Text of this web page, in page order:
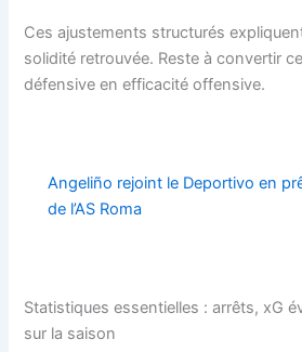
Ces ajustements structurés
solidité retrouvée. Reste à convertir
défensive en efficacité offensive.
Angeliño rejoint le Deportivo en
de l’AS Roma
Statistiques essentielles : arrêts, xG
sur la saison